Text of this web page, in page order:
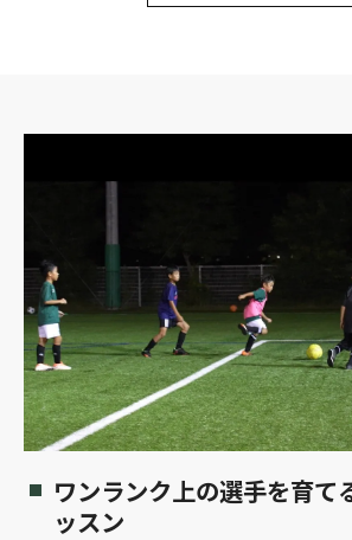
ワンランク上の選手を育て
ッスン